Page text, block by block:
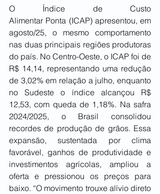
O Índice de Custo
Alimentar Ponta (ICAP) apresentou, em
agosto/25, o mesmo comportamento
nas duas principais regiões produtoras
do país. No Centro-Oeste, o ICAP foi de
R$ 14,14, representando uma redução
de 3,02% em relação a julho, enquanto
no Sudeste o índice alcançou R$
12,53, com queda de 1,18%. Na safra
2024/2025, o Brasil consolidou
recordes de produção de grãos. Essa
expansão, sustentada por clima
favorável, ganhos de produtividade e
investimentos agrícolas, ampliou a
oferta e pressionou os preços para
baixo. “O movimento trouxe alívio direto